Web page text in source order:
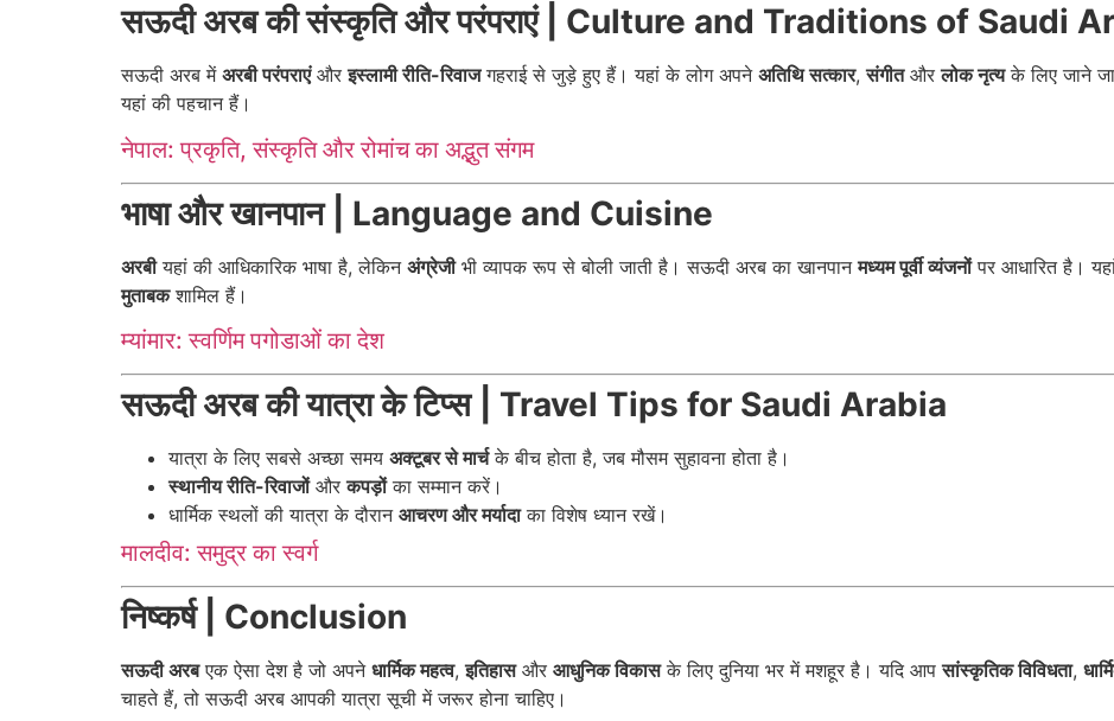
सऊदी अरब की संस्कृति और परंपराएं | Culture and Traditions of Saudi
सऊदी अरब में अरबी परंपराएंऔरइस्लामी रीति-रिवाजगहराई से जुड़े हुए हैं। यहां के लोग अपने अतिथि सत्कार,संगीतऔरलोक नृत्यके लिए जाने
यहां की पहचान हैं।
नेपाल: प्रकृति, संस्कृति और रोमांच का अद्भुत संगम
भाषा और खानपान | Language and Cuisine
अरबीयहां की आधिकारिक भाषा है, लेकिन अंग्रेजीभी व्यापक रूप से बोली जाती है। सऊदी अरब का खानपानमध्यम पूर्वी व्यंजनोंपर आधारित है।
मुताबकशामिल हैं।
म्यांमार: स्वर्णिम पगोडाओं का देश
सऊदी अरब की यात्रा के टिप्स | Travel Tips for Saudi Arabia
यात्रा के लिए सबसे अच्छा समय अक्टूबर से मार्चके बीच होता है, जब मौसम सुहावना होता है।
स्थानीय रीति-रिवाजोंऔरकपड़ोंका सम्मान करें।
धार्मिक स्थलों की यात्रा के दौरान आचरण और मर्यादाका विशेष ध्यान रखें।
मालदीव: समुद्र का स्वर्ग
निष्कर्ष | Conclusion
सऊदी अरबएक ऐसा देश है जो अपने धार्मिक महत्व,इतिहासऔर आधुनिक विकासके लिए दुनिया भर में मशहूर है। यदि आपसांस्कृतिक विविधता,
चाहते हैं, तो सऊदी अरब आपकी यात्रा सूची में जरूर होना चाहिए।